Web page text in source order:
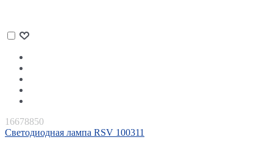
16678850
Светодиодная лампа RSV 100311